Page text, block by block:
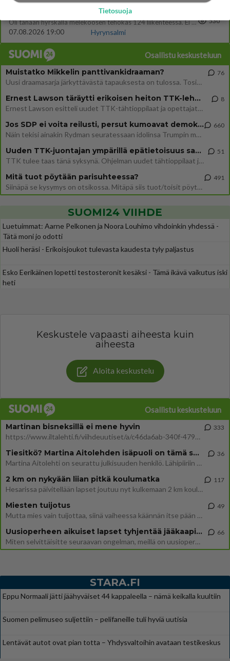
Oli tänään hyrskällä melekoosen tehokas 124 liikenteessä. Ei paljon vastamäki haitannu....
07.08.2026 19:00
Hyrynsalmi
530
Osallistu keskusteluun
Muistatko Mikkelin panttivankidraaman?
Uusi draamasarja järkyttävästä tapauksesta on tulossa. Tositapahtumiin perustuva sarja ammentaa vuoden 1986 Mikkelin pan
76
Ernest Lawson täräytti erikoisen heiton TTK-lehdistötilaisuudessa: " Onko tässä tarkoituksena...?"
Ernest Lawson esitteli uudet TTK-tähtioppilaat ja opettajat torstaina 6.8. lehdistölle. Tulevalla kaudella on yksi hausk
8
Jos SDP ei voita reilusti, persut kumoavat demokratian Suomesta
Näin tekisi ainakin Rydman seuratessaan idolinsa Trumpin mallia https://www.is.fi/politiikka/art-2000012187244.html
660
Uuden TTK-juontajan ympärillä epätietoisuus sakenee - Nyt MTV hämmentää soppaa
TTK tulee taas tänä syksynä. Ohjelman uudet tähtioppilaat julkistetaan torstaina 6. elokuuta klo 14 alkavassa lehdistö
51
Mitä tuot pöytään parisuhteessa?
Siinäpä se kysymys on otsikossa. Mitäpä siis tuot/toisit pöytään parisuhteessa? Oletko mies vai nainen? Koetko sen mitä
491
SUOMI24 VIIHDE
Luetuimmat: Aarne Pelkonen ja Noora Louhimo vihdoinkin yhdessä -
Tätä moni jo odotti
Huoli heräsi - Erikoisjoukot tulevasta kaudesta tyly paljastus
Esko Eerikäinen lopetti testosteronit kesäksi - Tämä ikävä vaikutus iski
heti
Keskustele vapaasti aiheesta kuin
aiheesta
Aloita keskustelu
Osallistu keskusteluun
Martinan bisneksillä ei mene hyvin
https://www.iltalehti.fi/viihdeuutiset/a/c46da6ab-340f-4790-aaa7-0865eed2336 Yrityksen konkurssihakemus on tullut kärä
333
Tiesitkö? Martina Aitolehden isäpuoli on tämä suosittu laulaja
Martina Aitolehti on seurattu julkisuuden henkilö. Lähipiiriin mahtuu muitakin tunnettuja henkilöitä. Tiesitkö, että Ma
36
2 km on nykyään liian pitkä koulumatka
Hesarissa päivitellään lapset joutuu nyt kulkemaan 2 km kouluun jösses. Ruostefillarilla tuo matka menee vaikka miten äk
117
Miesten tuijotus
Mutta mies vain tuijottaa, siinä vaiheessa käännän itse pään pois. Mikä juttu? Yleensä jos joku tuijottaa tai katsoo, hä
49
Uusioperheen aikuiset lapset tyhjentää jääkaapin käydessään
Miten selvittäisitte seuraavan ongelman, meillä on uusioperhe, minulla teini-ikäiset lapset ja puolisolla aikuiset, jotk
66
STARA.FI
Eppu Normaali jätti jäähyväiset 44 kappaleella – nämä keikalla kuultiin
Suomen pelimuseo suljettiin – pelifaneille tuli hyviä uutisia
Lentävät autot ovat pian totta – Yhdysvaltoihin avataan testikeskus
Tietosuoja